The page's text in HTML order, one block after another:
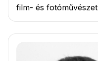
film- és fotóművészet